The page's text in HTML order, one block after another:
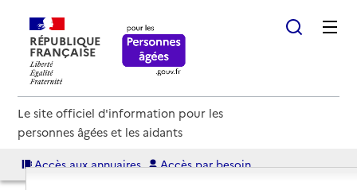
RÉPUBLIQUE
FRANÇAISE
Le site officiel d'information pour les
personnes âgées et les aidants
Accès aux annuaires Accès par besoin